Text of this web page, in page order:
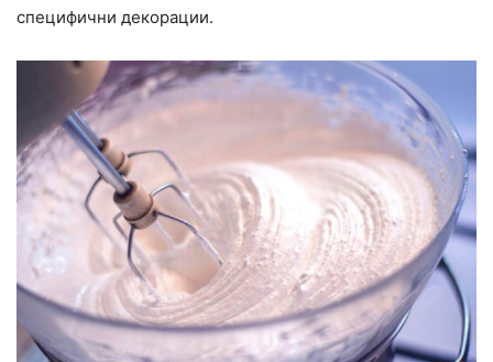
специфични декорации.